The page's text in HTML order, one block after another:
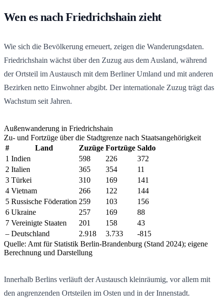
Wen es nach Friedrichshain zieht
Wie sich die Bevölkerung erneuert, zeigen die Wanderungsdaten.
Friedrichshain wächst über den Zuzug aus dem Ausland, während
der Ortsteil im Austausch mit dem Berliner Umland und mit anderen
Bezirken netto Einwohner abgibt. Der internationale Zuzug trägt das
Wachstum seit Jahren.
Außenwanderung in Friedrichshain
Zu- und Fortzüge über die Stadtgrenze nach Staatsangehörigkeit
#
Land Zuzüge Fortzüge Saldo
1 Indien 598 226
372
2 Italien 365 354
11
3 Türkei 310 169
141
4 Vietnam 266 122
144
5 Russische Föderation 259 103
156
6 Ukraine 257 169
88
7 Vereinigte Staaten 201 158
43
– Deutschland 2.918 3.733
-815
Quelle: Amt für Statistik Berlin-Brandenburg (Stand 2024); eigene
Berechnung und Darstellung
Innerhalb Berlins verläuft der Austausch kleinräumig, vor allem mit
den angrenzenden Ortsteilen im Osten und in der Innenstadt.